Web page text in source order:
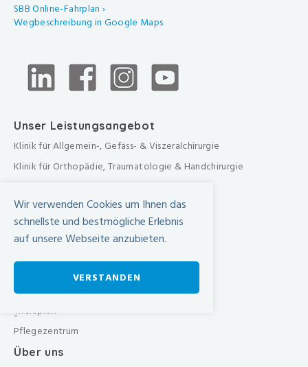
SBB Online-Fahrplan ›
Wegbeschreibung in Google Maps
Unser Leistungsangebot
Klinik für Allgemein-, Gefäss- & Viszeralchirurgie
Klinik für Orthopädie, Traumatologie & Handchirurgie
Medizinische Klinik
Frauenklinik
Übergreifende Bereiche
Beratungen & Dienste
Therapien
Pflegezentrum
Über uns
Wir verwenden Cookies um Ihnen das
schnellste und bestmögliche Erlebnis
auf unsere Webseite anzubieten.
VERSTANDEN
-